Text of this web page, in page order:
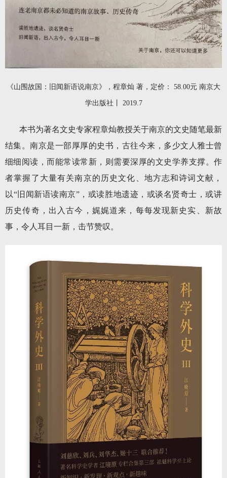
《山围故国：旧闻新语说南京》，程章灿 著，定价： 58.00元 南京大
学出版社丨 2019.7
本书为著名文史专家程章灿教授关于南京的文史随笔最新
结集。南京是一部厚厚的史书，古往今来，多少文人雅士曾
细细阅读，而能常读常新，则需要深厚的文史学养支撑。作
者掌握了大量有关南京的历史文化、地方志和诗词文献，
以“旧闻新语读南京”，或读胜地遗迹，或谈名贤奇士，或讲
历史传奇，出入古今，娓娓道来，每每发现新史实、新故
事，令人耳目一新，击节赞叹。